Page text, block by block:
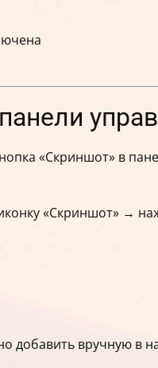
«Скриншот» в
«Скриншот» →
добавить вручную в